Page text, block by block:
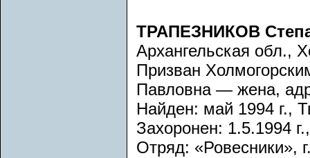
ТРАПЕЗНИКОВ
Архангельская обл.,
Призван
Павловна — жена,
Найден: май 1994 г.,
Захоронен: 1.5.1994
Отряд: «Ровесники»,